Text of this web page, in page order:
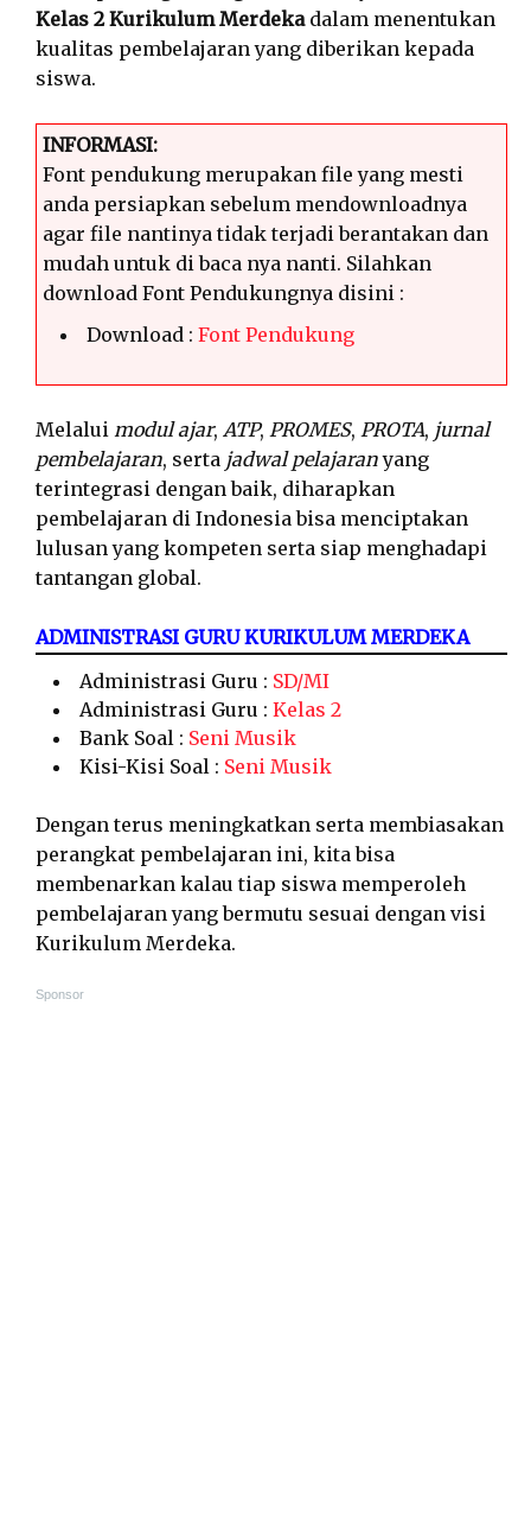
Kelas 2 Kurikulum Merdekadalam menentukan
kualitas pembelajaran yang diberikan kepada
siswa.
INFORMASI:
Font pendukung merupakan file yang mesti
anda persiapkan sebelum mendownloadnya
agar file nantinya tidak terjadi berantakan dan
mudah untuk di baca nya nanti. Silahkan
download Font Pendukungnya disini :
Download : Font Pendukung
Melalui modul ajar, ATP, PROMES, PROTA, jurnal
pembelajaran, serta jadwal pelajaranyang
terintegrasi dengan baik, diharapkan
pembelajaran di Indonesia bisa menciptakan
lulusan yang kompeten serta siap menghadapi
tantangan global.
ADMINISTRASI GURU KURIKULUM MERDEKA
Administrasi Guru : SD/MI
Administrasi Guru : Kelas 2
Bank Soal : Seni Musik
Kisi-Kisi Soal : Seni Musik
Dengan terus meningkatkan serta membiasakan
perangkat pembelajaran ini, kita bisa
membenarkan kalau tiap siswa memperoleh
pembelajaran yang bermutu sesuai dengan visi
Kurikulum Merdeka.
Sponsor